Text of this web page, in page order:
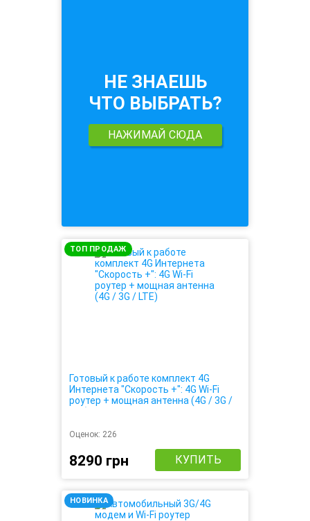
НЕ ЗНАЕШЬ
ЧТО ВЫБРАТЬ?
НАЖИМАЙ СЮДА
ТОП ПРОДАЖ
Готовый к работе комплект 4G
Интернета "Скорость +": 4G Wi-Fi
роутер + мощная антенна (4G / 3G /
LTE)
Оценок: 226
8290 грн КУПИТЬ
НОВИНКА